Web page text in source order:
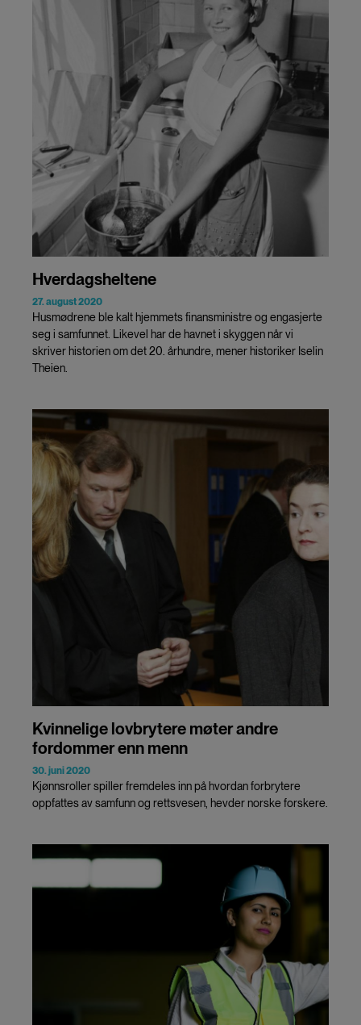
Hverdagsheltene
27. august 2020
Husmødrene ble kalt hjemmets finansministre og engasjerte
seg i samfunnet. Likevel har de havnet i skyggen når vi
skriver historien om det 20. århundre, mener historiker Iselin
Theien.
Kvinnelige lovbrytere møter andre
fordommer enn menn
30. juni 2020
Kjønnsroller spiller fremdeles inn på hvordan forbrytere
oppfattes av samfunn og rettsvesen, hevder norske forskere.